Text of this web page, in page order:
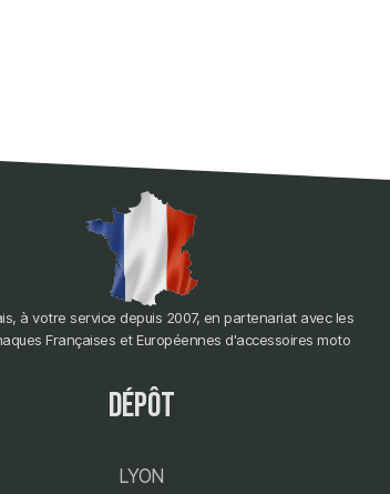
à votre service depuis 2007, en partenariat avec les
Françaises et Européennes d'accessoires moto
dépôt
LYON